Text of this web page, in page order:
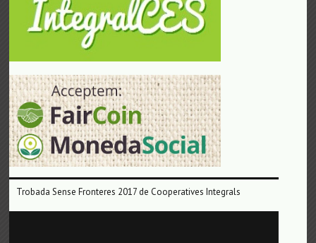
Trobada Sense Fronteres 2017 de Cooperatives Integrals